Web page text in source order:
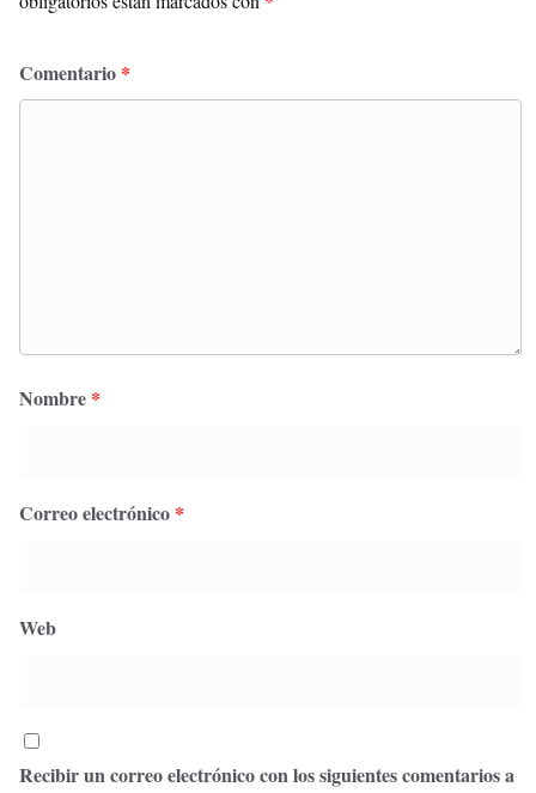
Comentario *
Nombre *
Correo electrónico *
Web
Recibir un correo electrónico con los siguientes comentarios a